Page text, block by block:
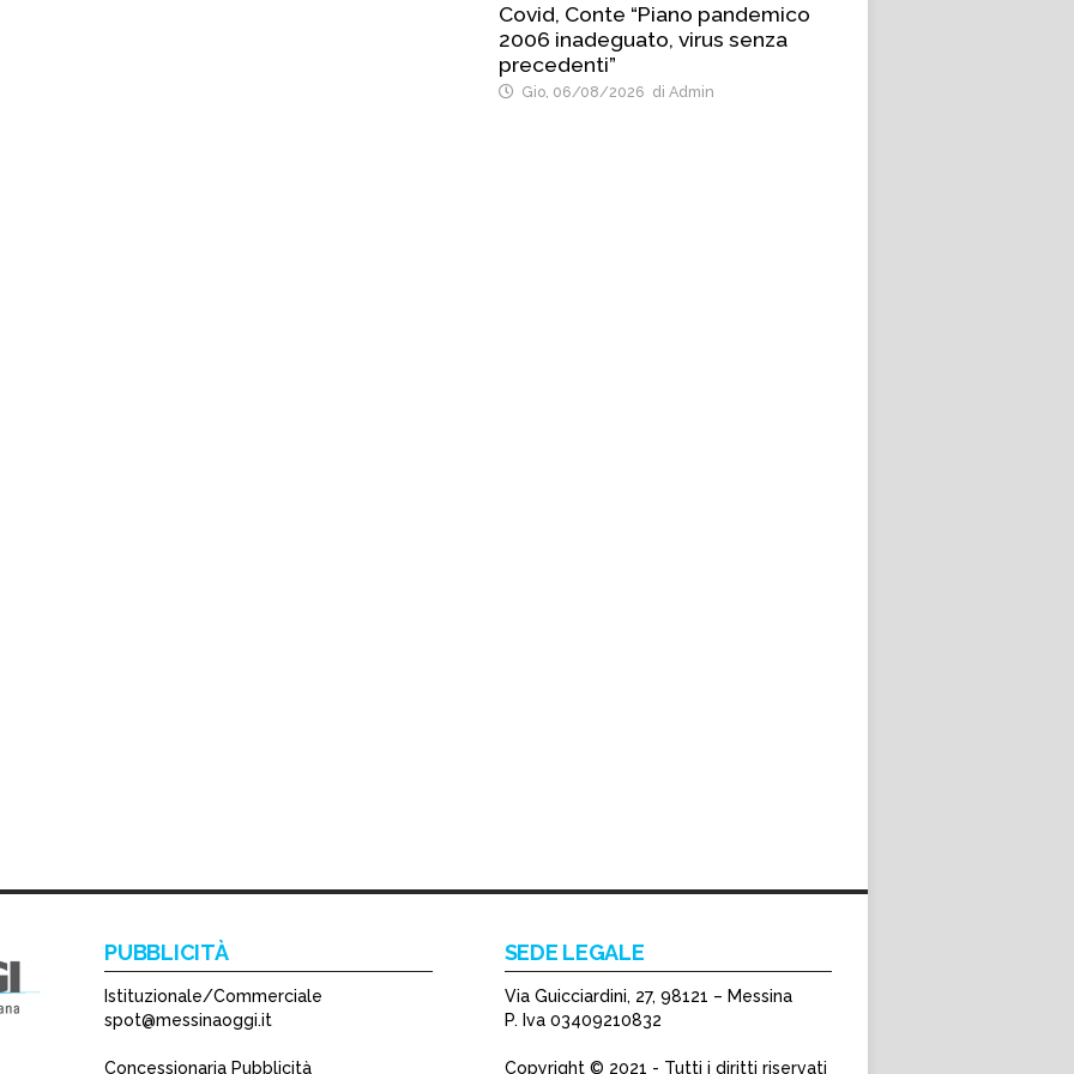
Covid, Conte “Piano pandemico
2006 inadeguato, virus senza
precedenti”
Gio, 06/08/2026 di Admin
PUBBLICITÀ
Istituzionale/Commerciale
spot@messinaoggi.it
Concessionaria Pubblicità
SEDE LEGALE
Via Guicciardini, 27, 98121 – Messina
P. Iva 03409210832
Copyright © 2021 - Tutti i diritti riservati